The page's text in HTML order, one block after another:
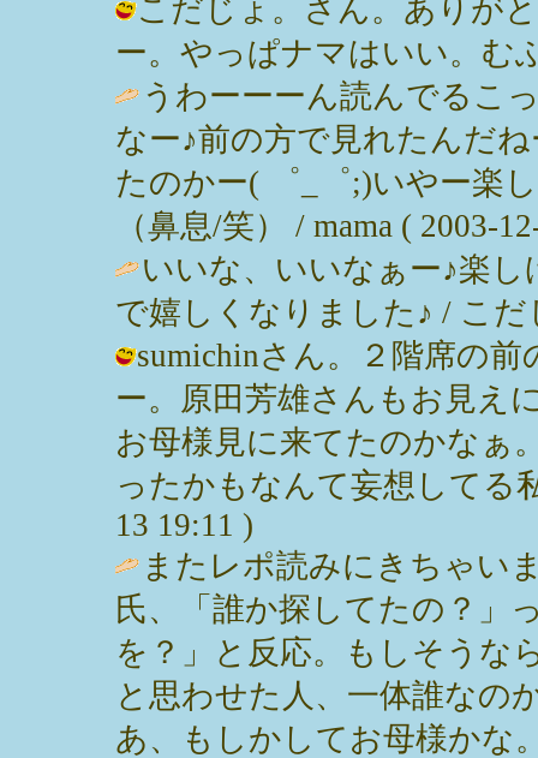
こだじょ。さん。ありが
ー。やっぱナマはいい。む
うわーーーん読んでるこ
なー♪前の方で見れたんだ
たのかー( ゜_゜;)いやー楽
（鼻息/笑） / mama ( 2003-
いいな、いいなぁー♪楽
で嬉しくなりました♪ / こだ
sumichinさん。２階席の
ー。原田芳雄さんもお見え
お母様見に来てたのかなぁ
ったかもなんて妄想してる
13 19:11 )
またレポ読みにきちゃい
氏、「誰か探してたの？」
を？」と反応。もしそうな
と思わせた人、一体誰なの
あ、もしかしてお母様かな